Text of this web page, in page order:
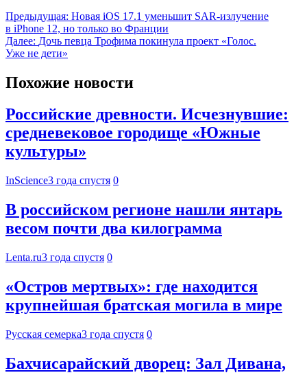
Предыдущая: Новая iOS 17.1 уменьшит SAR-излучение
в iPhone 12, но только во Франции
Далее: Дочь певца Трофима покинула проект «Голос.
Уже не дети»
Похожие новости
Российские древности. Исчезнувшие:
средневековое городище «Южные
культуры»
InScience3 года спустя 0
В российском регионе нашли янтарь
весом почти два килограмма
Lenta.ru3 года спустя 0
«Остров мертвых»: где находится
крупнейшая братская могила в мире
Русская семерка3 года спустя 0
Бахчисарайский дворец: Зал Дивана,